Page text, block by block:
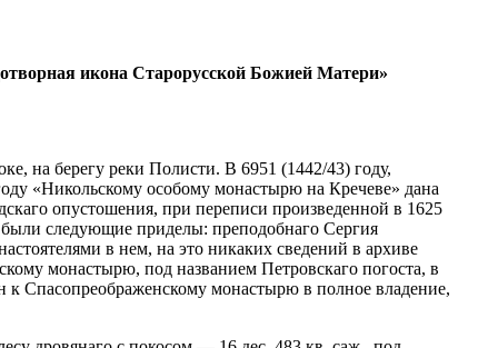
икона Старорусской Божией Матери»
на берегу реки Полисти. В 6951 (1442/43) году,
«Никольскому особому монастырю на Кречеве» дана
опустошения, при переписи произведенной в 1625
были следующие приделы: преподобнаго Сергия
в нем, на это никаких сведений в архиве
монастырю, под названием Петровскаго погоста, в
к Спасопреображенскому монастырю в полное владение,